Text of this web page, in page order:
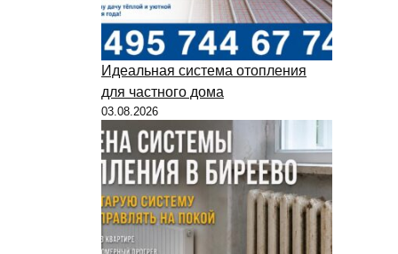
Идеальная система отопления
для частного дома
03.08.2026